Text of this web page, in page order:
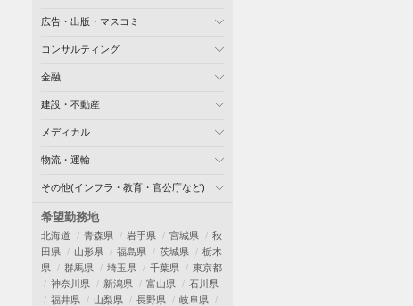
広告・出版・マスコミ
コンサルティング
金融
建設・不動産
メディカル
物流・運輸
その他(インフラ・教育・官公庁など)
希望勤務地
北海道 青森県 岩手県 宮城県
秋
田県
山形県 福島県 茨城県
栃木
県
群馬県 埼玉県 千葉県
東京都
神奈川県
新潟県 富山県
石川県
福井県
山梨県 長野県
岐阜県